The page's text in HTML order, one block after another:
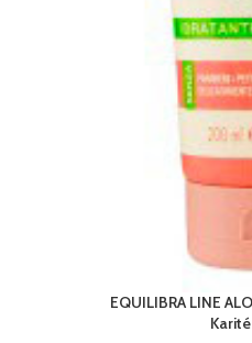
LEGGI TUTTO
EQUILIBRA LINE